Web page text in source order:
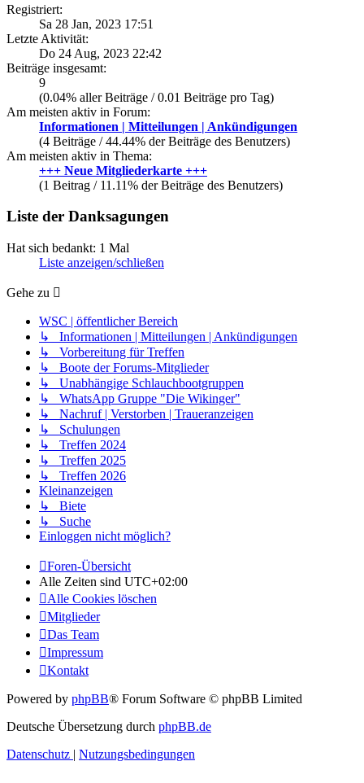
Registriert:
Sa 28 Jan, 2023 17:51
Letzte Aktivität:
Do 24 Aug, 2023 22:42
Beiträge insgesamt:
9
(0.04% aller Beiträge / 0.01 Beiträge pro Tag)
Am meisten aktiv in Forum:
Informationen | Mitteilungen | Ankündigungen
(4 Beiträge / 44.44% der Beiträge des Benutzers)
Am meisten aktiv in Thema:
+++ Neue Mitgliederkarte +++
(1 Beitrag / 11.11% der Beiträge des Benutzers)
Liste der Danksagungen
Hat sich bedankt: 1 Mal
Liste anzeigen/schließen
Gehe zu
WSC | öffentlicher Bereich
↳ Informationen | Mitteilungen | Ankündigungen
↳ Vorbereitung für Treffen
↳ Boote der Forums-Mitglieder
↳ Unabhängige Schlauchbootgruppen
↳ WhatsApp Gruppe "Die Wikinger"
↳ Nachruf | Verstorben | Traueranzeigen
↳ Schulungen
↳ Treffen 2024
↳ Treffen 2025
↳ Treffen 2026
Kleinanzeigen
↳ Biete
↳ Suche
Einloggen nicht möglich?
Foren-Übersicht
Alle Zeiten sind UTC+02:00
Alle Cookies löschen
Mitglieder
Das Team
Impressum
Kontakt
Powered by phpBB® Forum Software © phpBB Limited
Deutsche Übersetzung durch phpBB.de
Datenschutz | Nutzungsbedingungen